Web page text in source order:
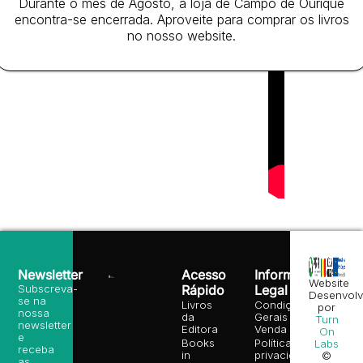
vigor.
Acesso
Rápido
Livros
da
Editora
Books
in
Informação
Legal
Condições
Gerais de
Venda
Política de
privacidade
Newsletter
Subscreva-
se na
nossa
newsletter
e
receba
Website
por
Turn
On
Labs
©
Durante o mês de Agosto, a loja de Campo de Ourique
encontra-se encerrada. Aproveite para comprar os livros
no nosso website.